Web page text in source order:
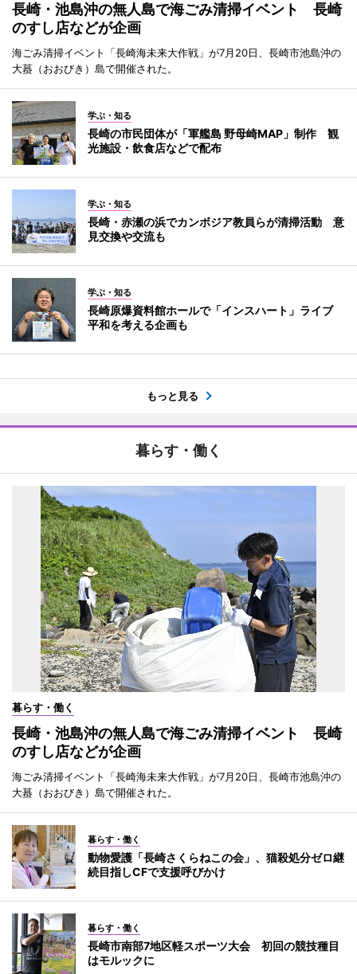
長崎・池島沖の無人島で海ごみ清掃イベント 長崎
のすし店などが企画
海ごみ清掃イベント「長崎海未来大作戦」が7月20日、長崎市池島沖の
大蟇（おおびき）島で開催された。
学ぶ・知る
長崎の市民団体が「軍艦島 野母崎MAP」制作 観
光施設・飲食店などで配布
学ぶ・知る
長崎・赤瀬の浜でカンボジア教員らが清掃活動 意
見交換や交流も
学ぶ・知る
長崎原爆資料館ホールで「インスハート」ライブ
平和を考える企画も
もっと見る
暮らす・働く
暮らす・働く
長崎・池島沖の無人島で海ごみ清掃イベント 長崎
のすし店などが企画
海ごみ清掃イベント「長崎海未来大作戦」が7月20日、長崎市池島沖の
大蟇（おおびき）島で開催された。
暮らす・働く
動物愛護「長崎さくらねこの会」、猫殺処分ゼロ継
続目指しCFで支援呼びかけ
暮らす・働く
長崎市南部7地区軽スポーツ大会 初回の競技種目
はモルックに